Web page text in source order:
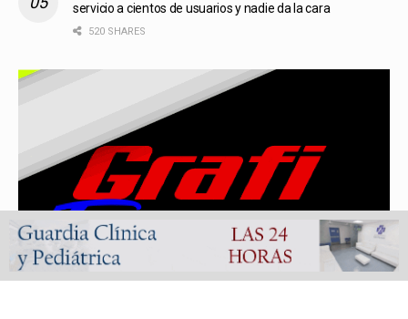
servicio a cientos de usuarios y nadie da la cara
520 SHARES